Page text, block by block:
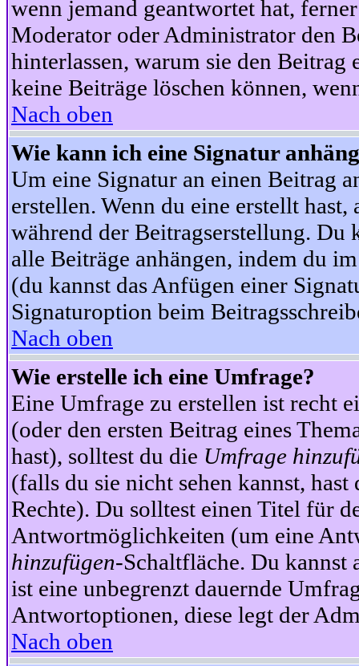
wenn jemand geantwortet hat,
Moderator oder Administrator den
hinterlassen, warum sie den Beitrag
keine Beiträge löschen können,
Nach oben
Wie kann ich eine Signatur
Um eine Signatur an einen Beitrag
erstellen. Wenn du eine erstellt
während der Beitragserstellung. Du
alle Beiträge anhängen, indem du
(du kannst das Anfügen einer
Signaturoption beim
Nach oben
Wie erstelle ich eine Umfrage?
Eine Umfrage zu erstellen ist recht
(oder den ersten Beitrag eines
hast), solltest du die Umfrage
(falls du sie nicht sehen kannst,
Rechte). Du solltest einen Titel für
Antwortmöglichkeiten (um eine
hinzufügen-Schaltfläche. Du
ist eine unbegrenzt dauernde
Antwortoptionen, diese legt der
Nach oben